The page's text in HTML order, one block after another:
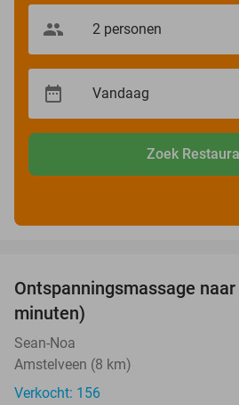
Zoek
Ontspanningsmassage
minuten)
Sean-Noa
Amstelveen (8 km)
Verkocht: 156